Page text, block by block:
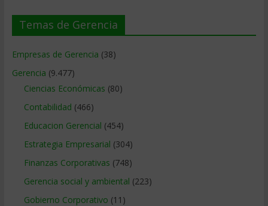
Temas de Gerencia
Empresas de Gerencia (38)
Gerencia (9.477)
Ciencias Económicas (80)
Contabilidad (466)
Educacion Gerencial (454)
Estrategia Empresarial (304)
Finanzas Corporativas (748)
Gerencia social y ambiental (223)
Gobierno Corporativo (11)